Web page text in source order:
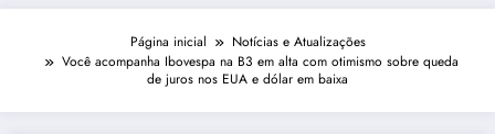
Página inicial
Notícias e Atualizações
Você acompanha Ibovespa na B3 em alta com otimismo sobre queda
de juros nos EUA e dólar em baixa